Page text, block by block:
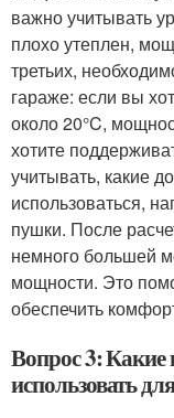
важно учитывать
плохо утеплен,
третьих,
гараже: если вы
около 20°C,
хотите
учитывать, какие
использоваться,
пушки. После
немного большей
мощности. Это
обеспечить
Вопрос 3: Какие
использовать